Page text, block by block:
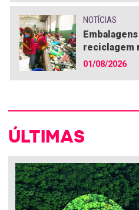
NOTÍCIAS
reciclagem
01/08/2026
ÚLTIMAS